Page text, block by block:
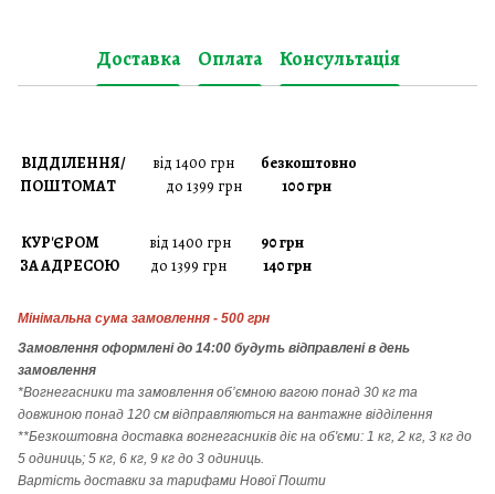
Доставка Оплата Консультація
ВІДДІЛЕННЯ/ від 1400 грн безкоштовно
ПОШТОМАТ до 1399 грн 100 грн
КУР'ЄРОМ від 1400 грн 90 грн
ЗА АДРЕСОЮ до 1399 грн 140 грн
Мінімальна сума замовлення - 500 грн
Замовлення оформлені до 14:00 будуть відправлені в день
замовлення
*Вогнегасники та замовлення об’ємною вагою понад 30 кг та
довжиною понад 120 см відправляються на вантажне відділення
**Безкоштовна доставка вогнегасників діє на об'єми: 1 кг, 2 кг, 3 кг до
5 одиниць; 5 кг, 6 кг, 9 кг до 3 одиниць.
Вартість доставки за тарифами Нової Пошти